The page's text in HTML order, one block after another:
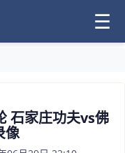
☰
石家庄功夫vs佛
像